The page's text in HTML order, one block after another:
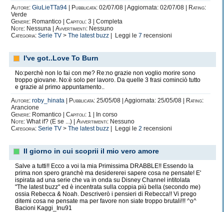
Autore: GiuLieTTa94 Pubblicata: 02/07/08 | Aggiornata: 02/07/08 |
Rating:
Verde
Genere: Romantico | Capitoli: 3 | Completa
Note: Nessuna | Avvertimenti: Nessuno
Categoria: Serie TV > The latest buzz | Leggi le 7 recensioni
I've got..Love To Burn
No:perchè non lo fai con me? Re:no grazie non voglio morire sono
troppo giovane. No:è solo per lavoro. Da quelle 3 frasi cominciò tutto
e grazie al primo appuntamento..
Autore: roby_hinata Pubblicata: 25/05/08 | Aggiornata: 25/05/08 |
Rating:
Arancione
Genere: Romantico | Capitoli: 1 | In corso
Note: What if? (E se ...) | Avvertimenti: Nessuno
Categoria: Serie TV > The latest buzz | Leggi le 2 recensioni
Il giorno in cui scoprii il mio vero amore
Salve a tutti!! Ecco a voi la mia Primissima DRABBLE!! Essendo la
prima non spero granchè ma desidererei sapere cosa ne pensate! E'
ispirata ad una serie che va in onda su Disney Channel intitolata
"The latest buzz" ed è incentrata sulla coppia più bella (secondo me)
ossia Rebecca & Noah. Descriverò i pensieri di Rebecca!! Vi prego
ditemi cosa ne pensate ma per favore non siate troppo brutali!!! ^o^
Bacioni Kaggi_Inu91